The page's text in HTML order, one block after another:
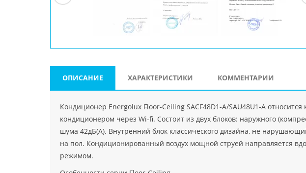
">
Код PHP ">
"МидасМеталлАрт" PHP ">
Код
ОПИСАНИЕ ХАРАКТЕРИСТИКИ КОММЕНТАРИИ
Кондиционер Energolux Floor-Ceiling SACF48D1-A/SAU48U1-A
кондиционером через Wi-fi. Состоит из двух блоков: наружного
шума 42дБ(А). Внутренний блок классического дизайна, не
на пол. Кондиционированный воздух мощной струей направляется
режимом.